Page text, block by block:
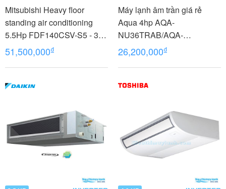
Mitsubishi Heavy floor
standing air conditioning
5.5Hp FDF140CSV-S5 - 3
phases
51,500,000₫
Máy lạnh âm trần giá rẻ
Aqua 4hp AQA-
NU36TRAB/AQA-
NC36TRN/PB-950QB
26,200,000₫